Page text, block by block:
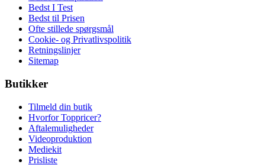
Bedst I Test
Bedst til Prisen
Ofte stillede spørgsmål
Cookie- og Privatlivspolitik
Retningslinjer
Sitemap
Butikker
Tilmeld din butik
Hvorfor Toppricer?
Aftalemuligheder
Videoproduktion
Mediekit
Prisliste